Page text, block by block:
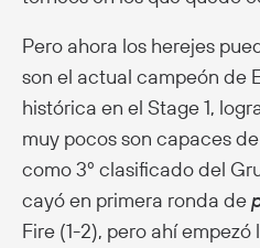
Pero ahora los herejes
son el actual campeón de
histórica en el Stage 1,
muy pocos son capaces
como 3º clasificado del
cayó en primera ronda de
Fire (1-2), pero ahí empezó